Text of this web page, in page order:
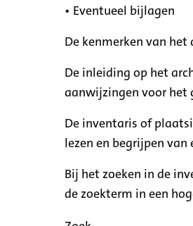
• Eventueel bijlagen
De kenmerken van
De inleiding op het
aanwijzingen voor het
De inventaris of
lezen en begrijpen
Bij het zoeken in de
de zoekterm in een